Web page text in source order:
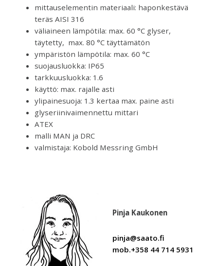
mittauselementin materiaali: haponkestävä
teräs AISI 316
väliaineen lämpötila: max. 60 °C glyser,
täytetty, max. 80 °C täyttämätön
ympäristön lämpötila: max. 60 °C
suojausluokka: IP65
tarkkuusluokka: 1.6
käyttö: max. rajalle asti
ylipainesuoja: 1.3 kertaa max. paine asti
glyseriinivaimennettu mittari
ATEX
malli MAN ja DRC
valmistaja: Kobold Messring GmbH
Pinja Kaukonen
pinja@saato.fi
mob.+358 44 714 5931